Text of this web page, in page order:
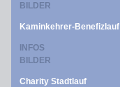
BILDER
Kaminkehrer-Benefizlauf
INFOS
BILDER
Charity Stadtlauf